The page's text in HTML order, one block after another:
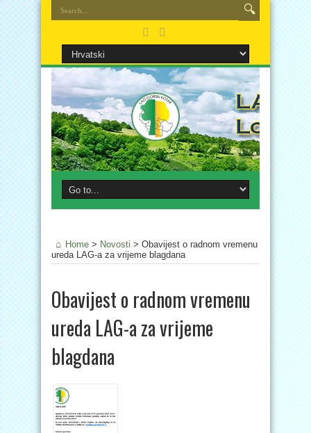
Home > Novosti > Obavijest o radnom vremenu
ureda LAG-a za vrijeme blagdana
Obavijest o radnom vremenu
ureda LAG-a za vrijeme
blagdana